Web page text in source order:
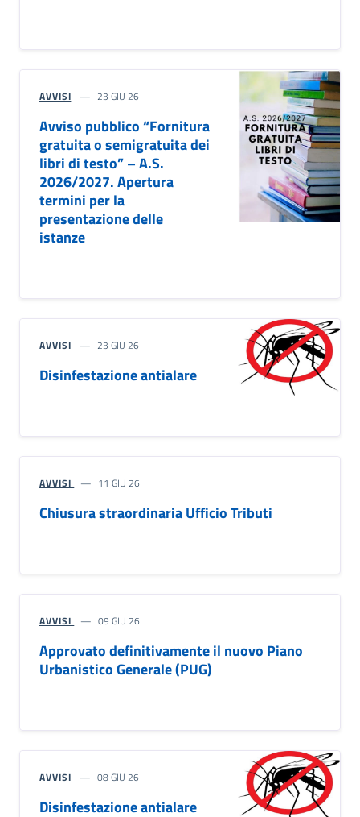
AVVISI 23 GIU 26
Avviso pubblico “Fornitura
gratuita o semigratuita dei
libri di testo” – A.S.
2026/2027. Apertura
termini per la
presentazione delle
istanze
AVVISI 23 GIU 26
Disinfestazione antialare
AVVISI 11 GIU 26
Chiusura straordinaria Ufficio Tributi
AVVISI 09 GIU 26
Approvato definitivamente il nuovo Piano
Urbanistico Generale (PUG)
AVVISI 08 GIU 26
Disinfestazione antialare